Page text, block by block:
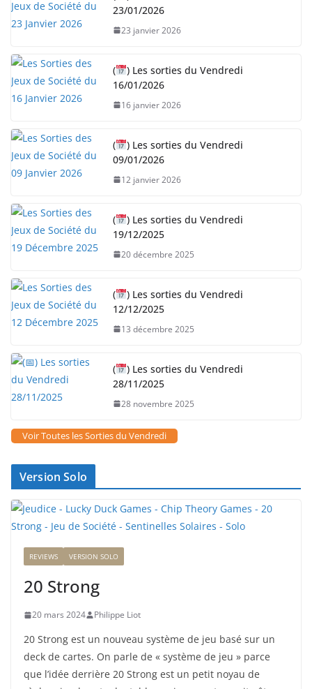
23/01/2026
23 janvier 2026
(
) Les sorties du Vendredi
16/01/2026
16 janvier 2026
(
) Les sorties du Vendredi
09/01/2026
12 janvier 2026
(
) Les sorties du Vendredi
19/12/2025
20 décembre 2025
(
) Les sorties du Vendredi
12/12/2025
13 décembre 2025
(
) Les sorties du Vendredi
28/11/2025
28 novembre 2025
Voir Toutes les Sorties du Vendredi
Version Solo
REVIEWS VERSION SOLO
20 Strong
20 mars 2024 Philippe Liot
20 Strong est un nouveau système de jeu basé sur un
deck de cartes. On parle de « système de jeu » parce
que l’idée derrière 20 Strong est un petit noyau de